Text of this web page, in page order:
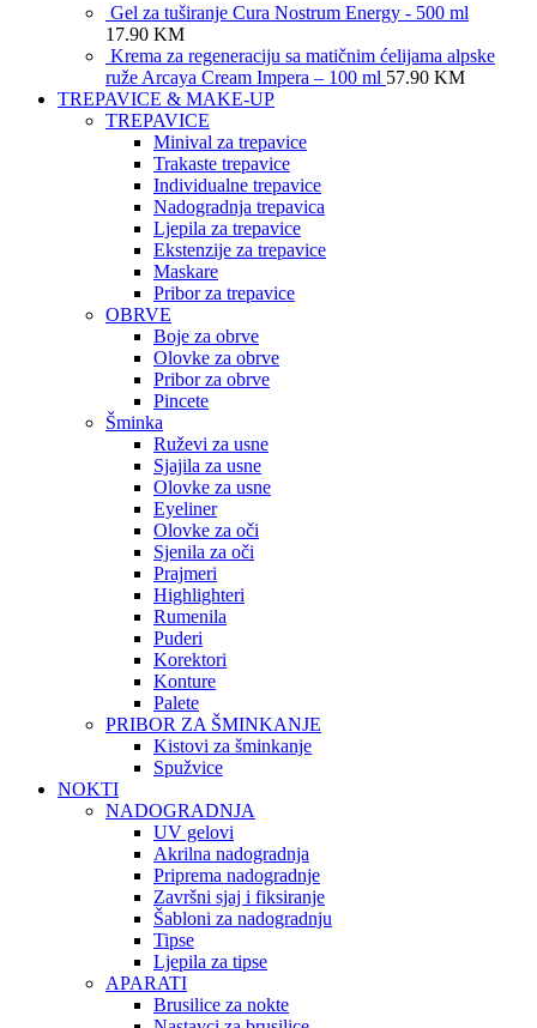
Gel za tuširanje Cura Nostrum Energy - 500 ml
17.90 KM
Krema za regeneraciju sa matičnim ćelijama alpske
ruže Arcaya Cream Impera – 100 ml 57.90 KM
TREPAVICE & MAKE-UP
TREPAVICE
Minival za trepavice
Trakaste trepavice
Individualne trepavice
Nadogradnja trepavica
Ljepila za trepavice
Ekstenzije za trepavice
Maskare
Pribor za trepavice
OBRVE
Boje za obrve
Olovke za obrve
Pribor za obrve
Pincete
Šminka
Ruževi za usne
Sjajila za usne
Olovke za usne
Eyeliner
Olovke za oči
Sjenila za oči
Prajmeri
Highlighteri
Rumenila
Puderi
Korektori
Konture
Palete
PRIBOR ZA ŠMINKANJE
Kistovi za šminkanje
Spužvice
NOKTI
NADOGRADNJA
UV gelovi
Akrilna nadogradnja
Priprema nadogradnje
Završni sjaj i fiksiranje
Šabloni za nadogradnju
Tipse
Ljepila za tipse
APARATI
Brusilice za nokte